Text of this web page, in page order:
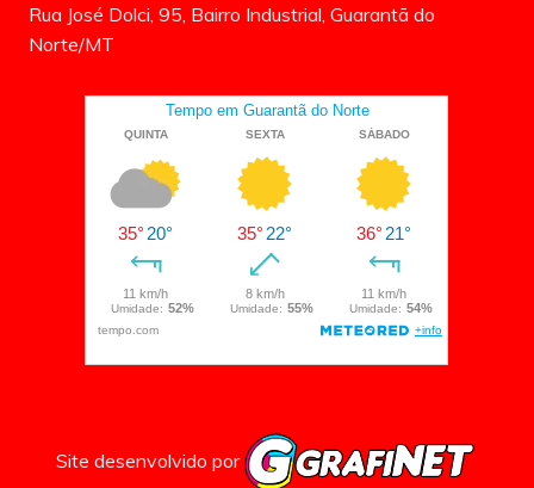
Rua José Dolci, 95, Bairro Industrial, Guarantã do
Norte/MT
Site desenvolvido por